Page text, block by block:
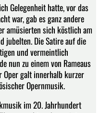
Gelegenheit hatte, vor das
war, gab es ganz andere
amüsierten sich köstlich am
jubelten. Die Satire auf die
und vermeintlich
nun zu einem von Rameaus
galt innerhalb kurzer
Opernmusik.
im 20. Jahrhundert